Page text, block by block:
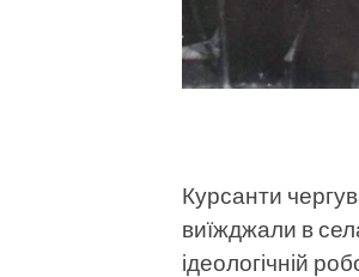
Курсанти
виїжджали в
ідеологічній